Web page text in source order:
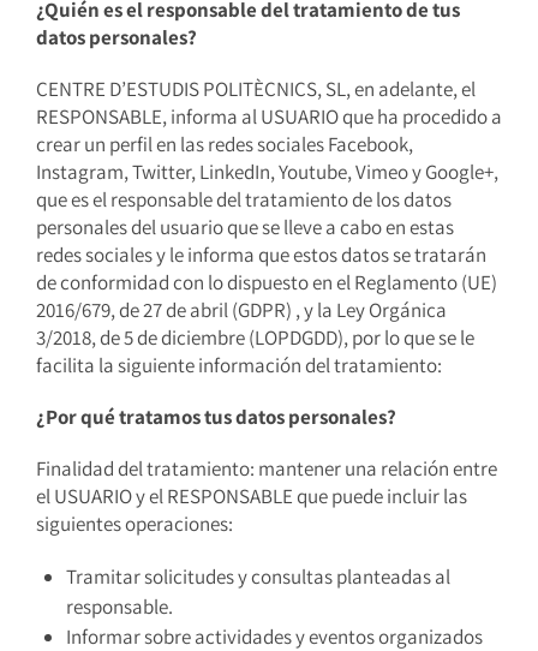
¿Quién es el responsable del tratamiento de tus
datos personales?
CENTRE D’ESTUDIS POLITÈCNICS, SL, en adelante, el
RESPONSABLE, informa al USUARIO que ha procedido a
crear un perfil en las redes sociales Facebook,
Instagram, Twitter, LinkedIn, Youtube, Vimeo y Google+,
que es el responsable del tratamiento de los datos
personales del usuario que se lleve a cabo en estas
redes sociales y le informa que estos datos se tratarán
de conformidad con lo dispuesto en el Reglamento (UE)
2016/679, de 27 de abril (GDPR) , y la Ley Orgánica
3/2018, de 5 de diciembre (LOPDGDD), por lo que se le
facilita la siguiente información del tratamiento:
¿Por qué tratamos tus datos personales?
Finalidad del tratamiento: mantener una relación entre
el USUARIO y el RESPONSABLE que puede incluir las
siguientes operaciones:
Tramitar solicitudes y consultas planteadas al
responsable.
Informar sobre actividades y eventos organizados